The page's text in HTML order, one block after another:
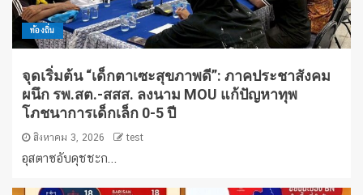
ท้องถิ่น
จุดเริ่มต้น “เด็กตาเซะสุขภาพดี”: ภาคประชาสังคม
ผนึก รพ.สต.-สสส. ลงนาม MOU แก้ปัญหาทุพ
โภชนาการเด็กเล็ก 0-5 ปี
สิงหาคม 3, 2026 test
อุสตาซอับดุชชะก...